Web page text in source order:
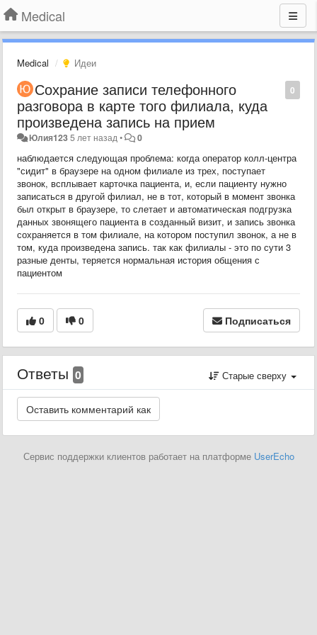
Medical
Medical Идеи
0
Сохрание записи телефонного
разговора в карте того филиала, куда
произведена запись на прием
Юлия1235 лет назад• 0
наблюдается следующая проблема: когда оператор колл-центра
"сидит" в браузере на одном филиале из трех, поступает
звонок, всплывает карточка пациента, и, если пациенту нужно
записаться в другой филиал, не в тот, который в момент звонка
был открыт в браузере, то слетает и автоматическая подгрузка
данных звонящего пациента в созданный визит, и запись звонка
сохраняется в том филиале, на котором поступил звонок, а не в
том, куда произведена запись. так как филиалы - это по сути 3
разные денты, теряется нормальная история общения с
пациентом
0 0 Подписаться
Ответы 0 Старые сверху
Сервис поддержки клиентов работает на платформе UserEcho